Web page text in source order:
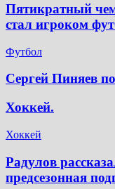
Пятикратный
стал игроком
Футбол
Сергей Пиняев
Хоккей.
Хоккей
Радулов
предсезонная